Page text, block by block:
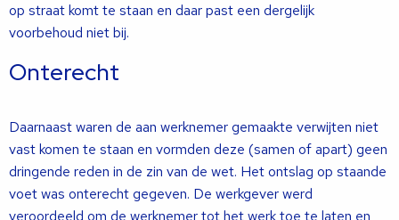
op straat komt te staan en daar past een dergelijk
voorbehoud niet bij.
Onterecht
Daarnaast waren de aan werknemer gemaakte verwijten niet
vast komen te staan en vormden deze (samen of apart) geen
dringende reden in de zin van de wet. Het ontslag op staande
voet was onterecht gegeven. De werkgever werd
veroordeeld om de werknemer tot het werk toe te laten en